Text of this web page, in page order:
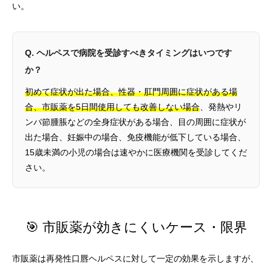
い。
Q. ヘルペスで病院を受診すべきタイミングはいつです
か？
初めて症状が出た場合、性器・肛門周囲に症状がある場
合、市販薬を5日間使用しても改善しない場合 、発熱やリ
ンパ節腫脹などの全身症状がある場合、目の周囲に症状が
出た場合、妊娠中の場合、免疫機能が低下している場合、
15歳未満の小児の場合は速やかに医療機関を受診してくだ
さい。
🎯 市販薬が効きにくいケース・限界
市販薬は再発性口唇ヘルペスに対して一定の効果を示しますが、